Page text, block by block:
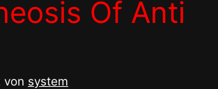
Of Anti
von system